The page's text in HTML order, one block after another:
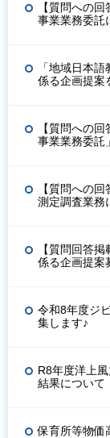
【質問への
事業業務委託
「地域日本
係る企画提案
【質問への
事業業務委託
【質問への
測定調査業務
【質問回答
係る企画提案
令和8年度ジ
集します♪
R8年度洋上
結果について
保育所等物価